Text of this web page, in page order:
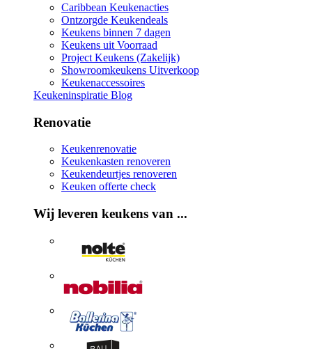
Caribbean Keukenacties
Ontzorgde Keukendeals
Keukens binnen 7 dagen
Keukens uit Voorraad
Project Keukens (Zakelijk)
Showroomkeukens Uitverkoop
Keukenaccessoires
Keukeninspiratie Blog
Renovatie
Keukenrenovatie
Keukenkasten renoveren
Keukendeurtjes renoveren
Keuken offerte check
Wij leveren keukens van ...